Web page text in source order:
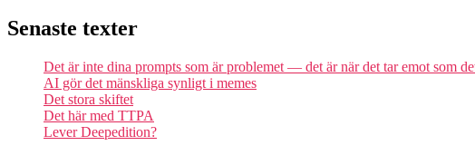
Senaste texter
Det är inte dina prompts som är problemet — det är när det tar emot som
AI gör det mänskliga synligt i memes
Det stora skiftet
Det här med TTPA
Lever Deepedition?